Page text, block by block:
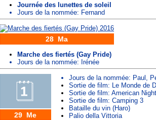
Journée des lunettes de soleil
Jours de la nommée: Fernand
28 Ma
Marche des fiertés (Gay Pride)
Jours de la nommée: Irénée
29 Me
Jours de la nommée: Paul
Sortie de film: Le Monde de
Sortie de film: American
Sortie de film: Camping 3
Bataille du vin (Haro)
Palio della Vittoria